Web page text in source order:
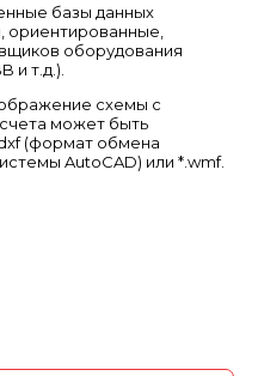
базы данных
оборудования
и т.д.).
схемы с
может быть
(формат обмена
AutoCAD) или *.wmf.